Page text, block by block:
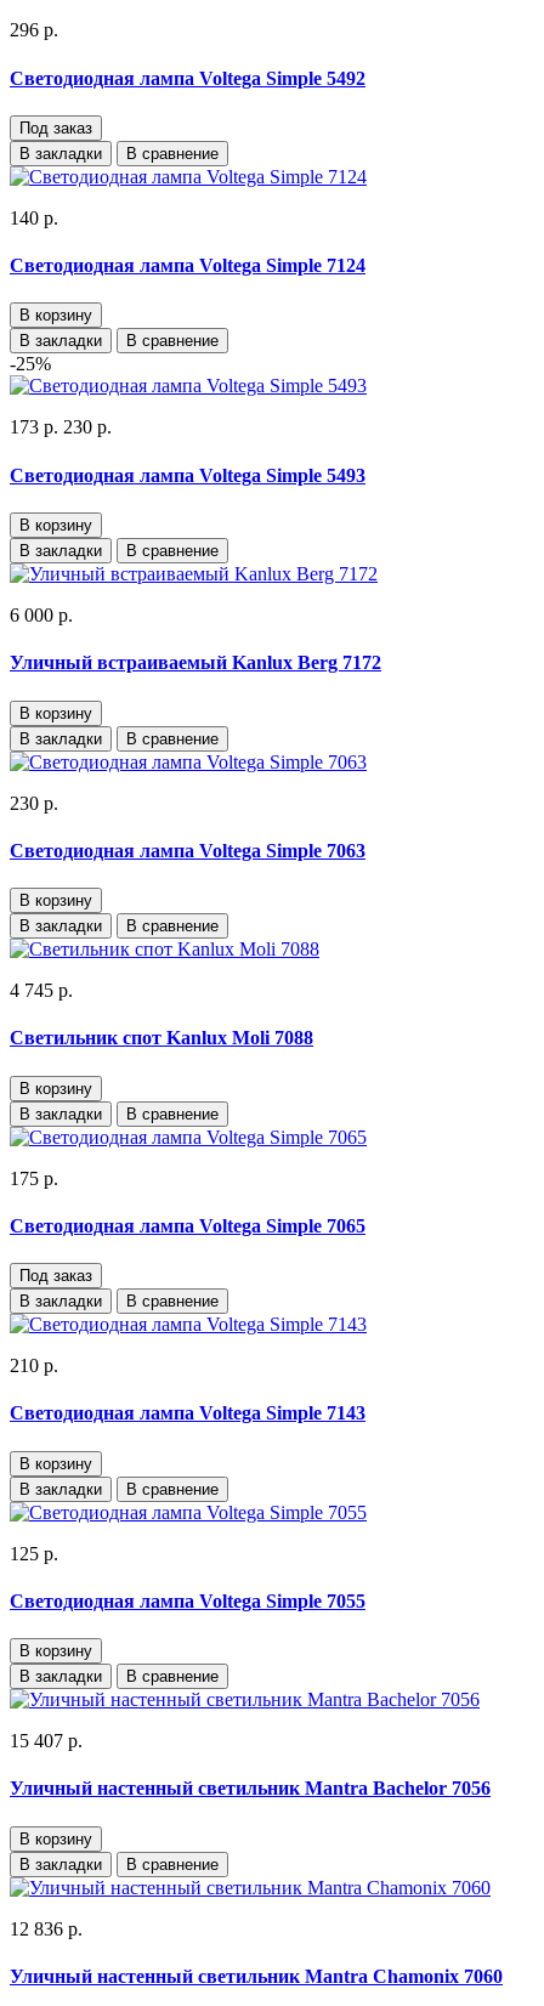
296 р.
Светодиодная лампа Voltega Simple 5492
Под заказ
В закладки
В сравнение
140 р.
Светодиодная лампа Voltega Simple 7124
В корзину
В закладки
В сравнение
-25%
173 р. 230 р.
Светодиодная лампа Voltega Simple 5493
В корзину
В закладки
В сравнение
6 000 р.
Уличный встраиваемый Kanlux Berg 7172
В корзину
В закладки
В сравнение
230 р.
Светодиодная лампа Voltega Simple 7063
В корзину
В закладки
В сравнение
4 745 р.
Светильник спот Kanlux Moli 7088
В корзину
В закладки
В сравнение
175 р.
Светодиодная лампа Voltega Simple 7065
Под заказ
В закладки
В сравнение
210 р.
Светодиодная лампа Voltega Simple 7143
В корзину
В закладки
В сравнение
125 р.
Светодиодная лампа Voltega Simple 7055
В корзину
В закладки
В сравнение
15 407 р.
Уличный настенный светильник Mantra Bachelor 7056
В корзину
В закладки
В сравнение
12 836 р.
Уличный настенный светильник Mantra Chamonix 7060